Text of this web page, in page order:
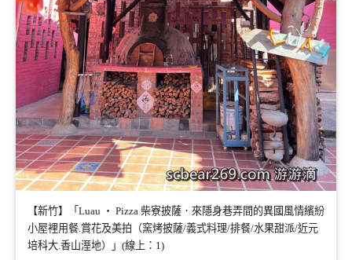
【新竹】「Luau ・ Pizza 柴寮披薩．來隱身巷弄間的異國風情繽紛
小屋裡用餐.賞花及美拍（窯烤披薩/義式料理/排餐/水果甜派/近元
培科大.香山溼地）」(線上：1)